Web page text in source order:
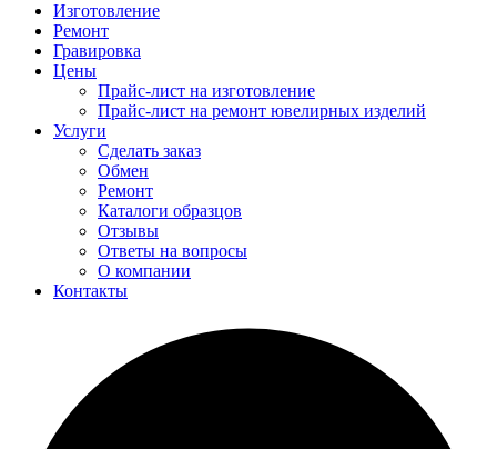
Изготовление
Ремонт
Гравировка
Цены
Прайс-лист на изготовление
Прайс-лист на ремонт ювелирных изделий
Услуги
Сделать заказ
Обмен
Ремонт
Каталоги образцов
Отзывы
Ответы на вопросы
О компании
Контакты